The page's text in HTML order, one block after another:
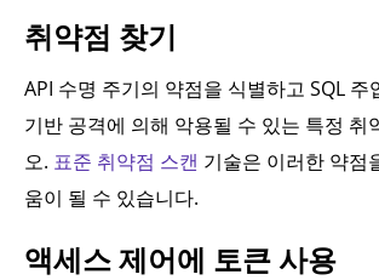
취약점 찾기
API 수명 주기의 약점을 식별하고 SQL 주
기반 공격에 의해 악용될 수 있는 특정 취
오. 표준 취약점 스캔 기술은 이러한 약점
움이 될 수 있습니다.
액세스 제어에 토큰 사용